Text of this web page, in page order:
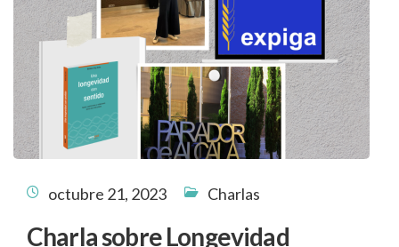
octubre 21, 2023 Charlas
Charla sobre Longevidad